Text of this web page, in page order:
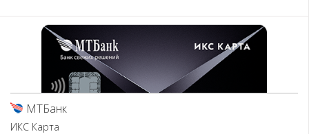
МТБанк
ИКС Карта